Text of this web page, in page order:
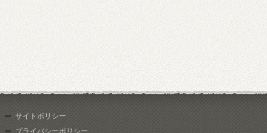
サイトポリシー
プライバシーポリシー